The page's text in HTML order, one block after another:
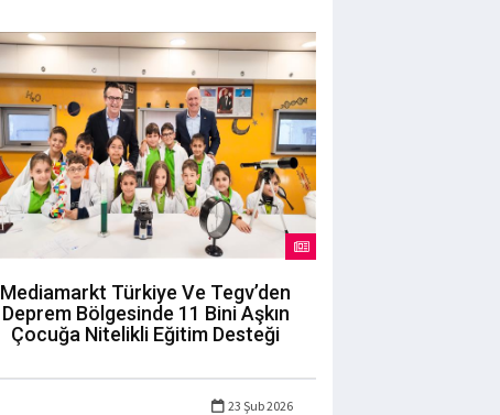
Mediamarkt Türkiye Ve Tegv’den
Deprem Bölgesinde 11 Bini Aşkın
Çocuğa Nitelikli Eğitim Desteği
23 Şub 2026